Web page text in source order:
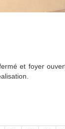
et foyer